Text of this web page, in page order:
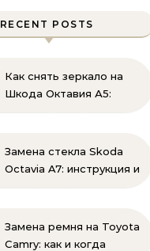
RECENT POSTS
Как снять зеркало на
Шкода Октавия А5:
Замена стекла Skoda
Octavia A7: инструкция и
Замена ремня на Toyota
Camry: как и когда